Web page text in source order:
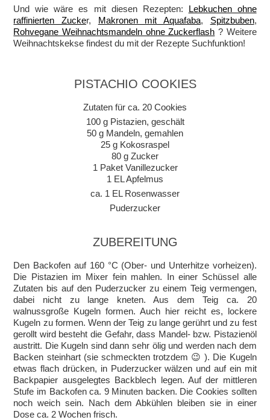
Und wie wäre es mit diesen Rezepten: Lebkuchen ohne
raffinierten Zucker, Makronen mit Aquafaba, Spitzbuben,
Rohvegane Weihnachtsmandeln ohne Zuckerflash ? Weitere
Weihnachtskekse findest du mit der Rezepte Suchfunktion!
PISTACHIO COOKIES
Zutaten für ca. 20 Cookies
100 g Pistazien, geschält
50 g Mandeln, gemahlen
25 g Kokosraspel
80 g Zucker
1 Paket Vanillezucker
1 EL Apfelmus
ca. 1 EL Rosenwasser
Puderzucker
ZUBEREITUNG
Den Backofen auf 160 °C (Ober- und Unterhitze vorheizen).
Die Pistazien im Mixer fein mahlen. In einer Schüssel alle
Zutaten bis auf den Puderzucker zu einem Teig vermengen,
dabei nicht zu lange kneten. Aus dem Teig ca. 20
walnussgroße Kugeln formen. Auch hier reicht es, lockere
Kugeln zu formen. Wenn der Teig zu lange gerührt und zu fest
gerollt wird besteht die Gefahr, dass Mandel- bzw. Pistazienöl
austritt. Die Kugeln sind dann sehr ölig und werden nach dem
Backen steinhart (sie schmeckten trotzdem 😉 ). Die Kugeln
etwas flach drücken, in Puderzucker wälzen und auf ein mit
Backpapier ausgelegtes Backblech legen. Auf der mittleren
Stufe im Backofen ca. 9 Minuten backen. Die Cookies sollten
noch weich sein. Nach dem Abkühlen bleiben sie in einer
Dose ca. 2 Wochen frisch.